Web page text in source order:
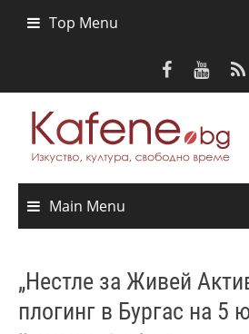
Top Menu
Main Menu
„Нестле за Живей
плогинг в Бургас на 5